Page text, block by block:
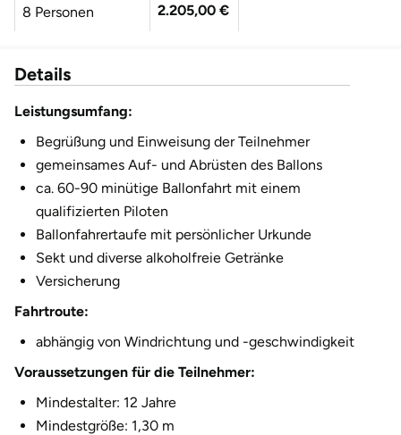
8 Personen 2.205,00 €
2.755,00 €
11 Personen
12 Personen 3.305,00 €
Details
Leistungsumfang:
Begrüßung und Einweisung der Teilnehmer
gemeinsames Auf- und Abrüsten des Ballons
ca. 60-90 minütige Ballonfahrt mit einem
qualifizierten Piloten
Ballonfahrertaufe mit persönlicher Urkunde
Sekt und diverse alkoholfreie Getränke
Versicherung
Fahrtroute:
abhängig von Windrichtung und -geschwindigkeit
Voraussetzungen für die Teilnehmer:
Mindestalter: 12 Jahre
Mindestgröße: 1,30 m